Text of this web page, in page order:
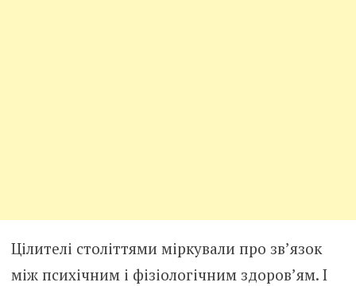
Цілителі століттями міркували про зв’язок
між психічним і фізіологічним здоров’ям. І